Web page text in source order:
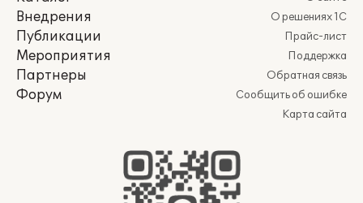
Внедрения
Публикации
Мероприятия
Партнеры
Форум
О решениях 1С
Прайс-лист
Поддержка
Обратная связь
Сообщить об ошибке
Карта сайта